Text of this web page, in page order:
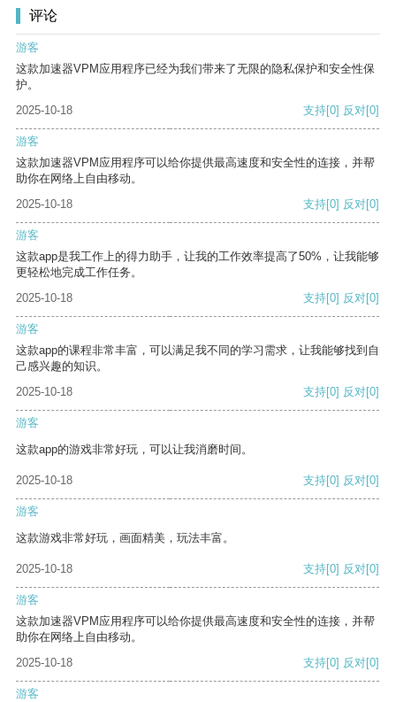
评论
游客
这款加速器VPM应用程序已经为我们带来了无限的隐私保护和安全性保
护。
2025-10-18
支持[0] 反对[0]
游客
这款加速器VPM应用程序可以给你提供最高速度和安全性的连接，并帮
助你在网络上自由移动。
2025-10-18
支持[0] 反对[0]
游客
这款app是我工作上的得力助手，让我的工作效率提高了50%，让我能够
更轻松地完成工作任务。
2025-10-18
支持[0] 反对[0]
游客
这款app的课程非常丰富，可以满足我不同的学习需求，让我能够找到自
己感兴趣的知识。
2025-10-18
支持[0] 反对[0]
游客
这款app的游戏非常好玩，可以让我消磨时间。
2025-10-18 支持[0] 反对[0]
游客
这款游戏非常好玩，画面精美，玩法丰富。
2025-10-18 支持[0] 反对[0]
游客
这款加速器VPM应用程序可以给你提供最高速度和安全性的连接，并帮
助你在网络上自由移动。
2025-10-18
支持[0] 反对[0]
游客